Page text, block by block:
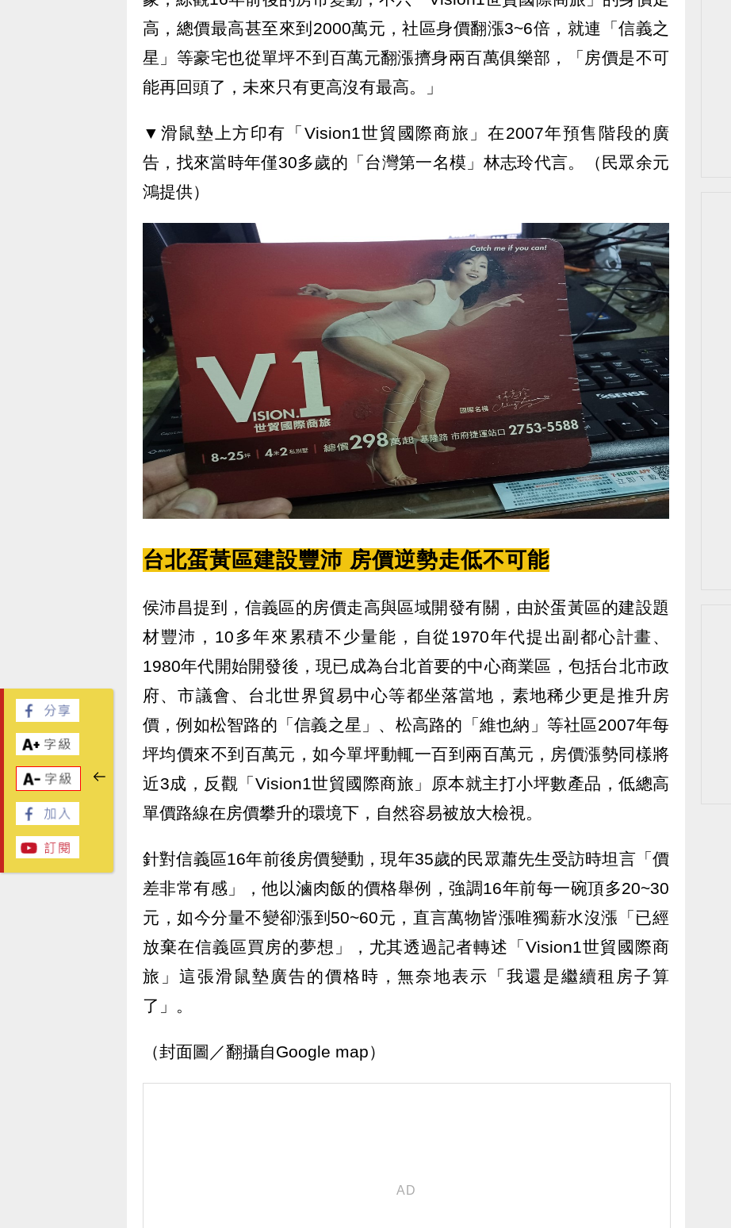
高，總價最高甚至來到2000萬元，社區身價翻漲3~6倍，就連「信義之
星」等豪宅也從單坪不到百萬元翻漲擠身兩百萬俱樂部，「房價是不可
能再回頭了，未來只有更高沒有最高。」
▼滑鼠墊上方印有「Vision1世貿國際商旅」在2007年預售階段的廣
告，找來當時年僅30多歲的「台灣第一名模」林志玲代言。（民眾余元
鴻提供）
台北蛋黃區建設豐沛 房價逆勢走低不可能
侯沛昌提到，信義區的房價走高與區域開發有關，由於蛋黃區的建設題
材豐沛，10多年來累積不少量能，自從1970年代提出副都心計畫、
1980年代開始開發後，現已成為台北首要的中心商業區，包括台北市政
府、市議會、台北世界貿易中心等都坐落當地，素地稀少更是推升房
價，例如松智路的「信義之星」、松高路的「維也納」等社區2007年每
坪均價來不到百萬元，如今單坪動輒一百到兩百萬元，房價漲勢同樣將
近3成，反觀「Vision1世貿國際商旅」原本就主打小坪數產品，低總高
單價路線在房價攀升的環境下，自然容易被放大檢視。
針對信義區16年前後房價變動，現年35歲的民眾蕭先生受訪時坦言「價
差非常有感」，他以滷肉飯的價格舉例，強調16年前每一碗頂多20~30
元，如今分量不變卻漲到50~60元，直言萬物皆漲唯獨薪水沒漲「已經
放棄在信義區買房的夢想」，尤其透過記者轉述「Vision1世貿國際商
旅」這張滑鼠墊廣告的價格時，無奈地表示「我還是繼續租房子算
了」。
（封面圖／翻攝自Google map）